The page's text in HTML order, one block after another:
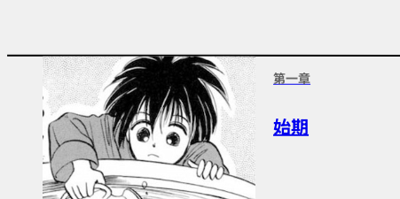
第一章
始期